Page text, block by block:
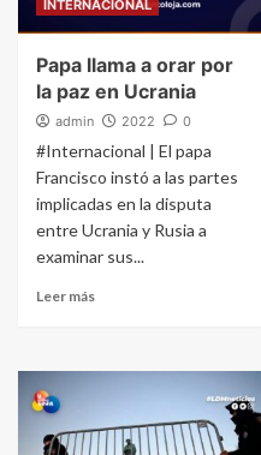
INTERNACIONAL
Papa llama a orar por
la paz en Ucrania
admin 2022 0
#Internacional | El papa
Francisco instó a las partes
implicadas en la disputa
entre Ucrania y Rusia a
examinar sus...
Leer más